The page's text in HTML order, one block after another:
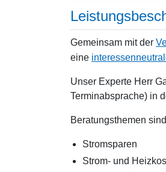
Gemeinsam mit der
eine
Unser Experte Herr
Terminabsprache) in
Beratungsthemen
Stromsparen
Strom- und